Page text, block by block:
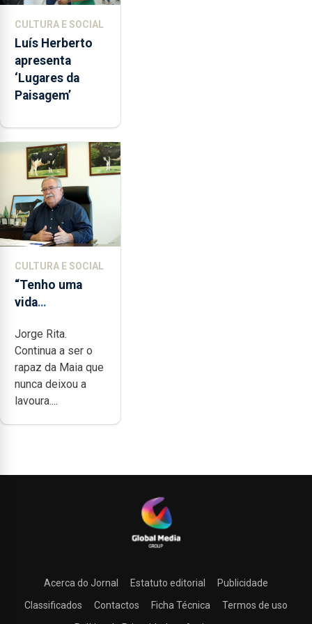
CULTURA E SOCIAL
Luís Herberto
apresenta
‘Lugares da
Paisagem’
CULTURA E SOCIAL
“Tenho uma
vida
cheia de
trabalho,
dedicação,
gosto e muita
paixão”
Jorge Rita.
Continua a ser o
rapaz da Maia que
nunca deixou a
lavoura....
Acerca do Jornal Estatuto editorial
Publicidade
Classificados
Contactos Ficha Técnica
Termos de uso